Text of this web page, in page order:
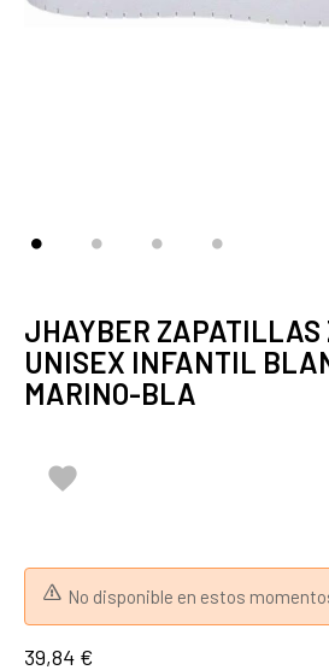
JHAYBER ZAPATILLAS
UNISEX INFANTIL
MARINO-BLA

No disponible en estos
39,84 €